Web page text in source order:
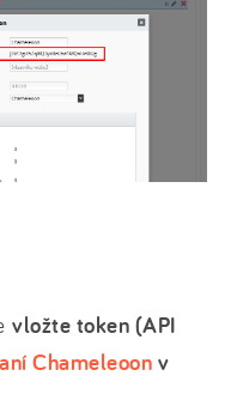
vložte token (API
Chameleoon v